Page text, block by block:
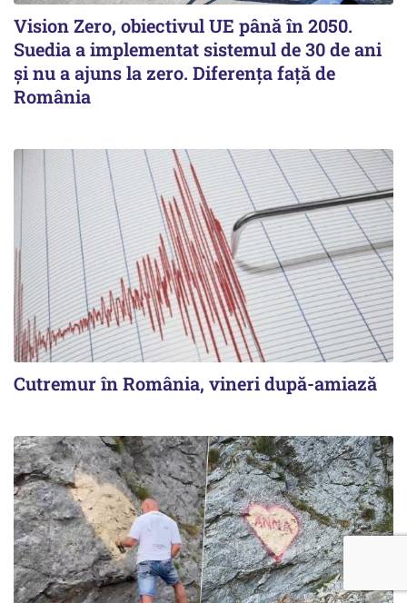
Vision Zero, obiectivul UE până în 2050.
Suedia a implementat sistemul de 30 de ani
şi nu a ajuns la zero. Diferenţa faţă de
România
Cutremur în România, vineri după-amiază